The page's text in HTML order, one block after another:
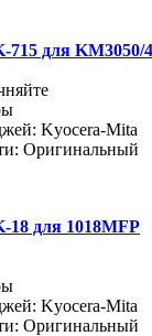
для KM3050/
Kyocera-Mita
Оригинальный
18 для 1018MFP
Kyocera-Mita
Оригинальный